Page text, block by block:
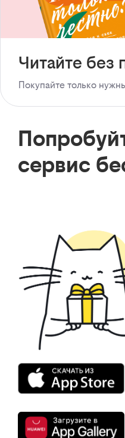
Читайте без
Покупайте только
сервис